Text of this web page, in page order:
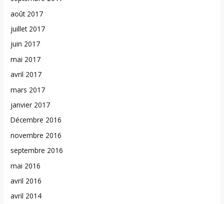
août 2017
juillet 2017
juin 2017
mai 2017
avril 2017
mars 2017
janvier 2017
Décembre 2016
novembre 2016
septembre 2016
mai 2016
avril 2016
avril 2014